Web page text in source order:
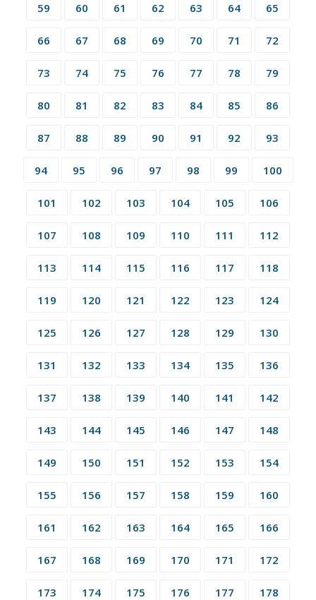
59 60 61 62 63 64 65
66 67 68 69 70 71 72
73 74 75 76 77 78 79
80 81 82 83 84 85 86
87 88 89 90 91 92 93
94 95 96 97 98 99 100
101 102 103 104 105 106
107 108 109 110 111 112
113 114 115 116 117 118
119 120 121 122 123 124
125 126 127 128 129 130
131 132 133 134 135 136
137 138 139 140 141 142
143 144 145 146 147 148
149 150 151 152 153 154
155 156 157 158 159 160
161 162 163 164 165 166
167 168 169 170 171 172
173 174 175 176 177 178